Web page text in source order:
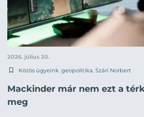
2026. július 30.
Közös ügyeink, geopolitika, Szári Norbert
Mackinder már nem ezt a
meg